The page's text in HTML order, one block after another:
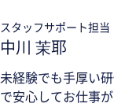
スタッフサポート担当
中川 茉耶
未経験でも手厚い
で安心してお仕事が